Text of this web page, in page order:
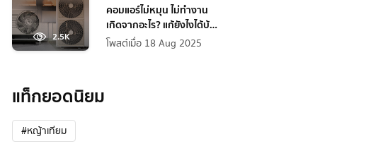
2.5K
คอมแอร์ไม่หมุน ไม่ทํางาน
เกิดจากอะไร? แก้ยังไงได้บ้าง
ก่อนแอร์พัง!
โพสต์เมื่อ 18 Aug 2025
แท็กยอดนิยม
#หญ้าเทียม